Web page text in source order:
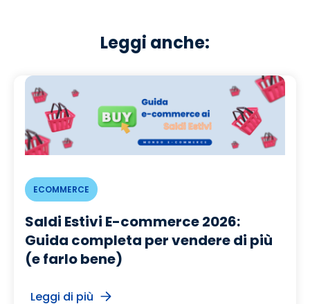
Leggi anche:
ECOMMERCE
Saldi Estivi E-commerce 2026:
Guida completa per vendere di più
(e farlo bene)
Leggi di più